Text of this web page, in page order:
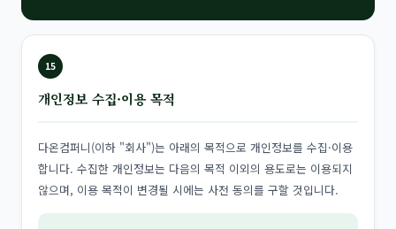
15
개인정보 수집·이용 목적
다온컴퍼니(이하 "회사")는 아래의 목적으로 개인정보를 수집·이용
합니다. 수집한 개인정보는 다음의 목적 이외의 용도로는 이용되지
않으며, 이용 목적이 변경될 시에는 사전 동의를 구할 것입니다.